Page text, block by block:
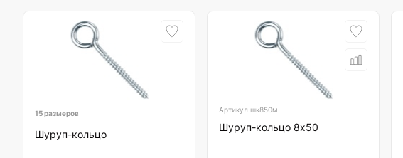
15 размеров
Шуруп-кольцо
Артикулшк850м
Шуруп-кольцо 8х50